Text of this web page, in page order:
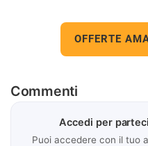
OFFERTE
Commenti
Accedi per
Puoi accedere con il tuo